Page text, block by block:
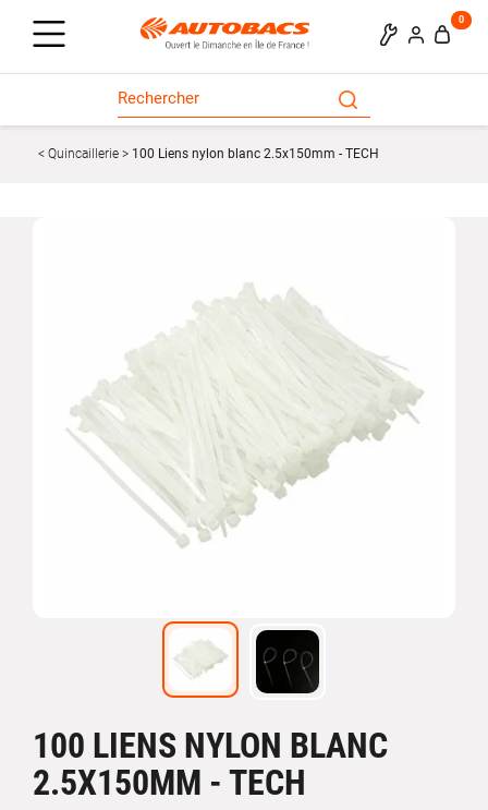
0
Quincaillerie 100 Liens nylon blanc 2.5x150mm - TECH
100 LIENS NYLON BLANC
2.5X150MM - TECH